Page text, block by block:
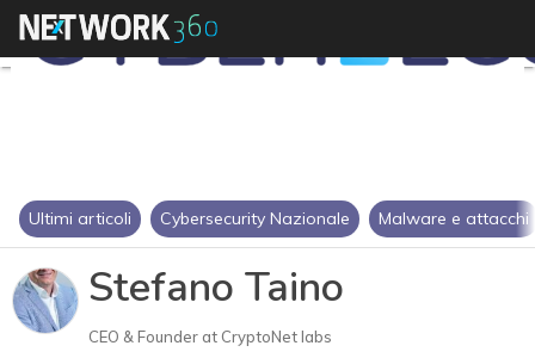
Ultimi articoli Cybersecurity Nazionale Malware e attacchi
Stefano Taino
CEO & Founder at CryptoNet labs